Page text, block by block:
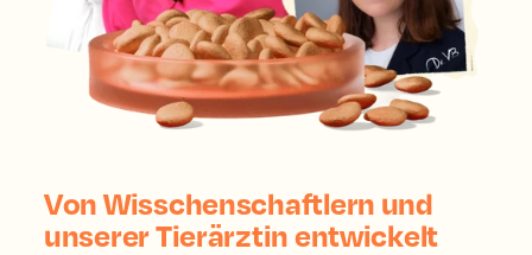
Von Wisschenschaftlern und
unserer Tierärztin entwickelt